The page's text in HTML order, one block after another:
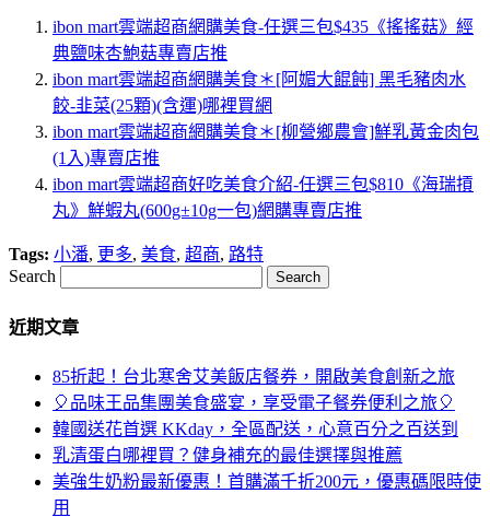
ibon mart雲端超商網購美食-任選三包$435《搖搖菇》經
典鹽味杏鮑菇專賣店推
ibon mart雲端超商網購美食＊[阿媚大餛飩] 黑毛豬肉水
餃-韭菜(25顆)(含運)哪裡買網
ibon mart雲端超商網購美食＊[柳營鄉農會]鮮乳黃金肉包
(1入)專賣店推
ibon mart雲端超商好吃美食介紹-任選三包$810《海瑞摃
丸》鮮蝦丸(600g±10g一包)網購專賣店推
Tags: 小潘, 更多, 美食, 超商, 路特
Search
近期文章
85折起！台北寒舍艾美飯店餐券，開啟美食創新之旅
🎈品味王品集團美食盛宴，享受電子餐券便利之旅🎈
韓國送花首選 KKday，全區配送，心意百分之百送到
乳清蛋白哪裡買？健身補充的最佳選擇與推薦
美強生奶粉最新優惠！首購滿千折200元，優惠碼限時使
用